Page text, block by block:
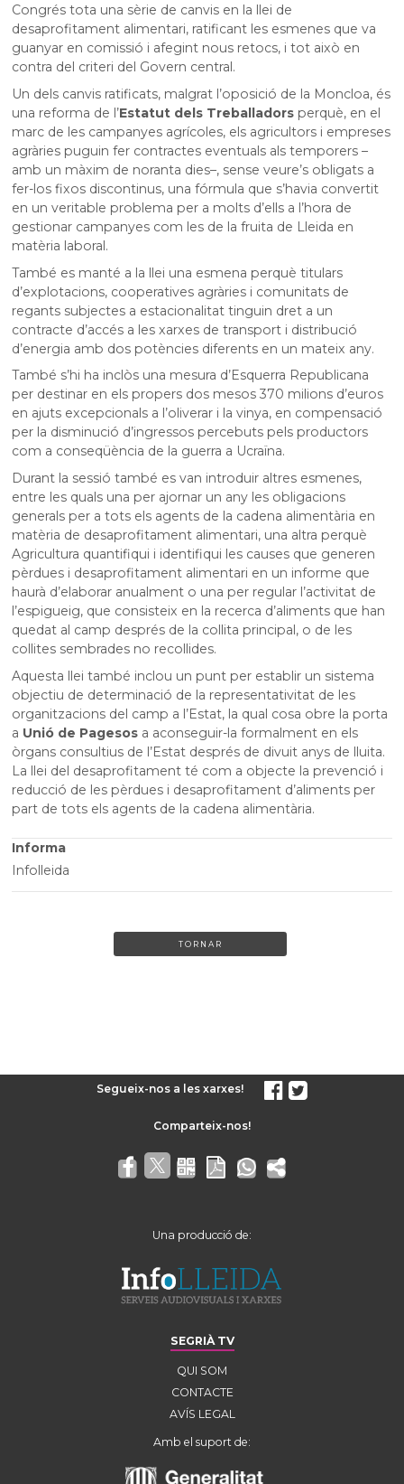
Congrés tota una sèrie de canvis en la llei de
desaprofitament alimentari, ratificant les esmenes que va
guanyar en comissió i afegint nous retocs, i tot això en
contra del criteri del Govern central.
Un dels canvis ratificats, malgrat l’oposició de la Moncloa, és
una reforma de l’Estatut dels Treballadors perquè, en el
marc de les campanyes agrícoles, els agricultors i empreses
agràries puguin fer contractes eventuals als temporers –
amb un màxim de noranta dies–, sense veure’s obligats a
fer-los fixos discontinus, una fórmula que s’havia convertit
en un veritable problema per a molts d’ells a l’hora de
gestionar campanyes com les de la fruita de Lleida en
matèria laboral.
També es manté a la llei una esmena perquè titulars
d’explotacions, cooperatives agràries i comunitats de
regants subjectes a estacionalitat tinguin dret a un
contracte d’accés a les xarxes de transport i distribució
d’energia amb dos potències diferents en un mateix any.
També s’hi ha inclòs una mesura d’Esquerra Republicana
per destinar en els propers dos mesos 370 milions d’euros
en ajuts excepcionals a l’oliverar i la vinya, en compensació
per la disminució d’ingressos percebuts pels productors
com a conseqüència de la guerra a Ucraïna.
Durant la sessió també es van introduir altres esmenes,
entre les quals una per ajornar un any les obligacions
generals per a tots els agents de la cadena alimentària en
matèria de desaprofitament alimentari, una altra perquè
Agricultura quantifiqui i identifiqui les causes que generen
pèrdues i desaprofitament alimentari en un informe que
haurà d’elaborar anualment o una per regular l’activitat de
l’espigueig, que consisteix en la recerca d’aliments que han
quedat al camp després de la collita principal, o de les
collites sembrades no recollides.
Aquesta llei també inclou un punt per establir un sistema
objectiu de determinació de la representativitat de les
organitzacions del camp a l’Estat, la qual cosa obre la porta
a Unió de Pagesos a aconseguir-la formalment en els
òrgans consultius de l’Estat després de divuit anys de lluita.
La llei del desaprofitament té com a objecte la prevenció i
reducció de les pèrdues i desaprofitament d’aliments per
part de tots els agents de la cadena alimentària.
Informa
Infolleida
TORNAR
Segueix-nos a les xarxes!
Una producció de:
SEGRIÀ TV
QUI SOM
CONTACTE
AVÍS LEGAL
Amb el suport de: